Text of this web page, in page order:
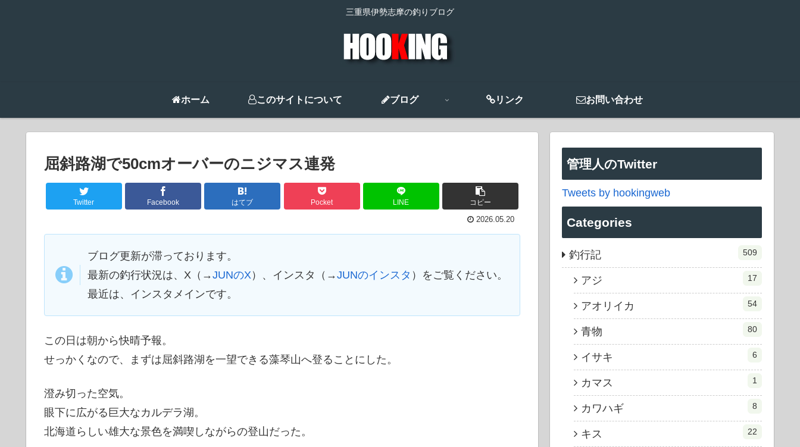
三重県伊勢志摩の釣りブログ
ホーム このサイトについて ブログ リンク お問い合わせ
屈斜路湖で50cmオーバーのニジマス連発
Twitter Facebook はてブ Pocket LINE コピー
2026.05.20
ブログ更新が滞っております。
最新の釣行状況は、X（→JUNのX ）、インスタ（→JUNのインスタ ）をご覧ください。
最近は、インスタメインです。
この日は朝から快晴予報。
せっかくなので、まずは屈斜路湖を一望できる藻琴山へ登ることにした。
澄み切った空気。
眼下に広がる巨大なカルデラ湖。
北海道らしい雄大な景色を満喫しながらの登山だった。
管理人のTwitter
Tweets by hookingweb
Categories
釣行記 509
アジ 17
アオリイカ 54
青物 80
イサキ 6
カマス 1
カワハギ 8
キス 22